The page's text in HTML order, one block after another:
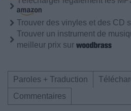
Trouver des vinyles et des CD
Trouver un instrument de
meilleur prix sur
Paroles + Traduction
Commentaires